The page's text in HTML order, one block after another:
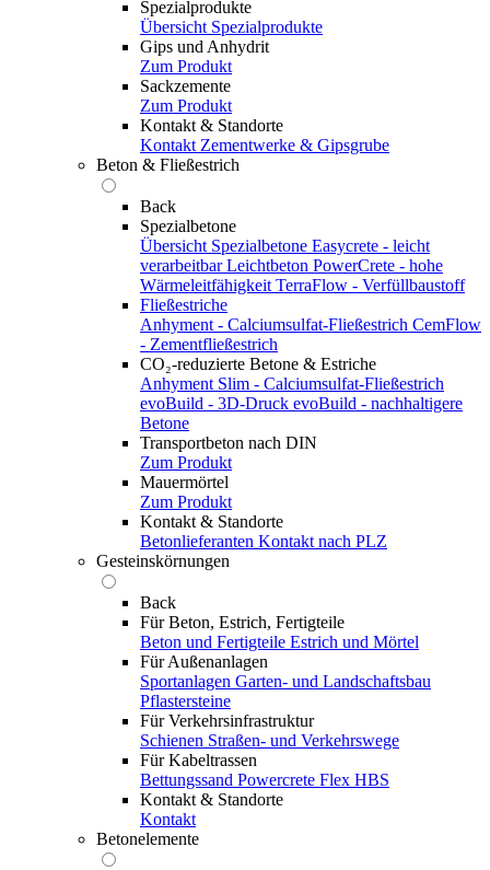
Spezialprodukte
Übersicht Spezialprodukte
Gips und Anhydrit
Zum Produkt
Sackzemente
Zum Produkt
Kontakt & Standorte
Kontakt Zementwerke & Gipsgrube
Beton & Fließestrich
Back
Spezialbetone
Übersicht Spezialbetone Easycrete - leicht
verarbeitbar Leichtbeton PowerCrete - hohe
Wärmeleitfähigkeit TerraFlow - Verfüllbaustoff
Fließestriche
Anhyment - Calciumsulfat-Fließestrich CemFlow
- Zementfließestrich
CO₂-reduzierte Betone & Estriche
Anhyment Slim - Calciumsulfat-Fließestrich
evoBuild - 3D-Druck evoBuild - nachhaltigere
Betone
Transportbeton nach DIN
Zum Produkt
Mauermörtel
Zum Produkt
Kontakt & Standorte
Betonlieferanten Kontakt nach PLZ
Gesteinskörnungen
Back
Für Beton, Estrich, Fertigteile
Beton und Fertigteile Estrich und Mörtel
Für Außenanlagen
Sportanlagen Garten- und Landschaftsbau
Pflastersteine
Für Verkehrsinfrastruktur
Schienen Straßen- und Verkehrswege
Für Kabeltrassen
Bettungssand Powercrete Flex HBS
Kontakt & Standorte
Kontakt
Betonelemente